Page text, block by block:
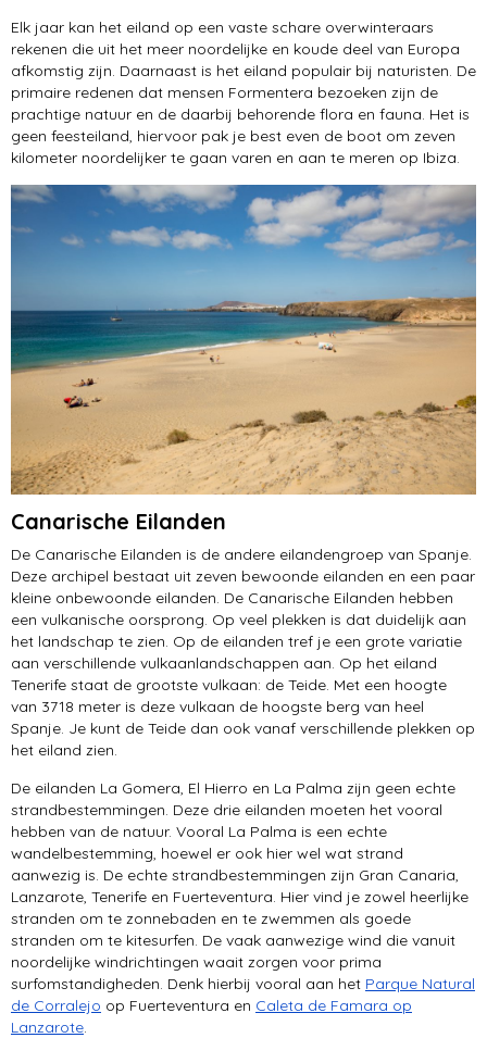
Elk jaar kan het eiland op een vaste schare overwinteraars
rekenen die uit het meer noordelijke en koude deel van Europa
afkomstig zijn. Daarnaast is het eiland populair bij naturisten. De
primaire redenen dat mensen Formentera bezoeken zijn de
prachtige natuur en de daarbij behorende flora en fauna. Het is
geen feesteiland, hiervoor pak je best even de boot om zeven
kilometer noordelijker te gaan varen en aan te meren op Ibiza.
Canarische Eilanden
De Canarische Eilanden is de andere eilandengroep van Spanje.
Deze archipel bestaat uit zeven bewoonde eilanden en een paar
kleine onbewoonde eilanden. De Canarische Eilanden hebben
een vulkanische oorsprong. Op veel plekken is dat duidelijk aan
het landschap te zien. Op de eilanden tref je een grote variatie
aan verschillende vulkaanlandschappen aan. Op het eiland
Tenerife staat de grootste vulkaan: de Teide. Met een hoogte
van 3718 meter is deze vulkaan de hoogste berg van heel
Spanje. Je kunt de Teide dan ook vanaf verschillende plekken op
het eiland zien.
De eilanden La Gomera, El Hierro en La Palma zijn geen echte
strandbestemmingen. Deze drie eilanden moeten het vooral
hebben van de natuur. Vooral La Palma is een echte
wandelbestemming, hoewel er ook hier wel wat strand
aanwezig is. De echte strandbestemmingen zijn Gran Canaria,
Lanzarote, Tenerife en Fuerteventura. Hier vind je zowel heerlijke
stranden om te zonnebaden en te zwemmen als goede
stranden om te kitesurfen. De vaak aanwezige wind die vanuit
noordelijke windrichtingen waait zorgen voor prima
surfomstandigheden. Denk hierbij vooral aan het Parque Natural
de Corralejo op Fuerteventura en Caleta de Famara op
Lanzarote